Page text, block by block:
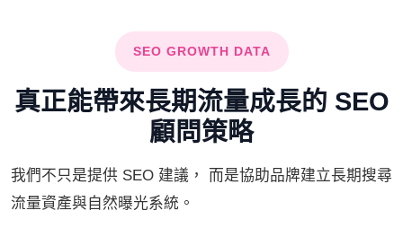
SEO GROWTH DATA
真正能帶來長期流量成長的 SEO
顧問策略
我們不只是提供 SEO 建議， 而是協助品牌建立長期搜尋
流量資產與自然曝光系統。